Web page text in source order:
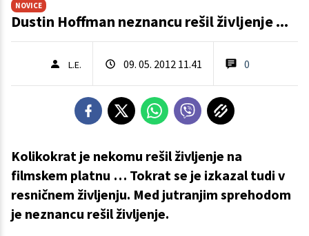
NOVICE
Dustin Hoffman neznancu rešil življenje ...
L.E. 09. 05. 2012 11.41 0
Kolikokrat je nekomu rešil življenje na
filmskem platnu … Tokrat se je izkazal tudi v
resničnem življenju. Med jutranjim sprehodom
je neznancu rešil življenje.